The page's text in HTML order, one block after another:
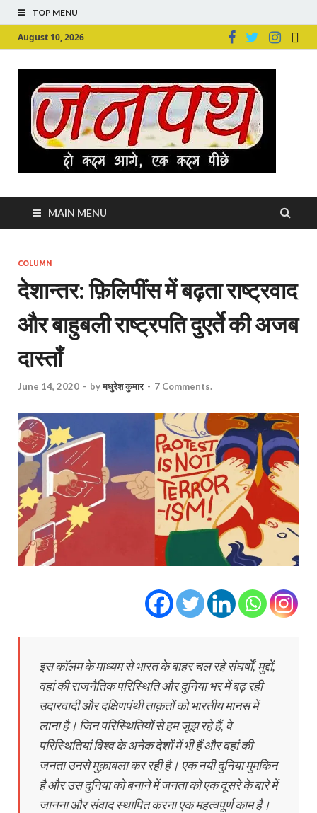
TOP MENU
August 10, 2026
MAIN MENU
COLUMN
देशान्‍तर: फ़िलिपींस में बढ़ता राष्ट्रवाद
और बाहुबली राष्ट्रपति दुएर्ते की अजब
दास्ताँ
June 14, 2020 - byमधुरेश कुमार - 7 Comments.
इस कॉलम के माध्यम से भारत के बाहर चल रहे संघर्षों, मुद्दों,
वहां की राजनैतिक परिस्थिति और दुनिया भर में बढ़ रही
उदारवादी और दक्षिणपंथी ताक़तों को भारतीय मानस में
लाना है। जिन परिस्थितियों से हम जूझ रहे हैं, वे
परिस्थितियां विश्व के अनेक देशों में भी हैं और वहां की
जनता उनसे मुक़ाबला कर रही है। एक नयी दुनिया मुमकिन
है और उस दुनिया को बनाने में जनता को एक दूसरे के बारे में
जानना और संवाद स्थापित करना एक महत्वपूर्ण काम है।